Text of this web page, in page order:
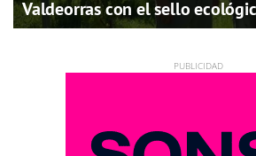
Valdeorras con el sello